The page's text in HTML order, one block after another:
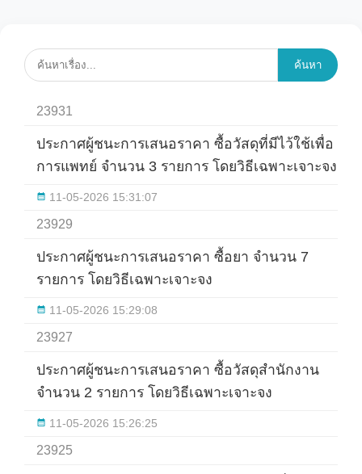
ค้นหา
23931
ประกาศผู้ชนะการเสนอราคา ซื้อวัสดุที่มีไว้ใช้เพื่อ
การแพทย์ จำนวน 3 รายการ โดยวิธีเฉพาะเจาะจง
11-05-2026 15:31:07
23929
ประกาศผู้ชนะการเสนอราคา ซื้อยา จำนวน 7
รายการ โดยวิธีเฉพาะเจาะจง
11-05-2026 15:29:08
23927
ประกาศผู้ชนะการเสนอราคา ซื้อวัสดุสำนักงาน
จำนวน 2 รายการ โดยวิธีเฉพาะเจาะจง
11-05-2026 15:26:25
23925